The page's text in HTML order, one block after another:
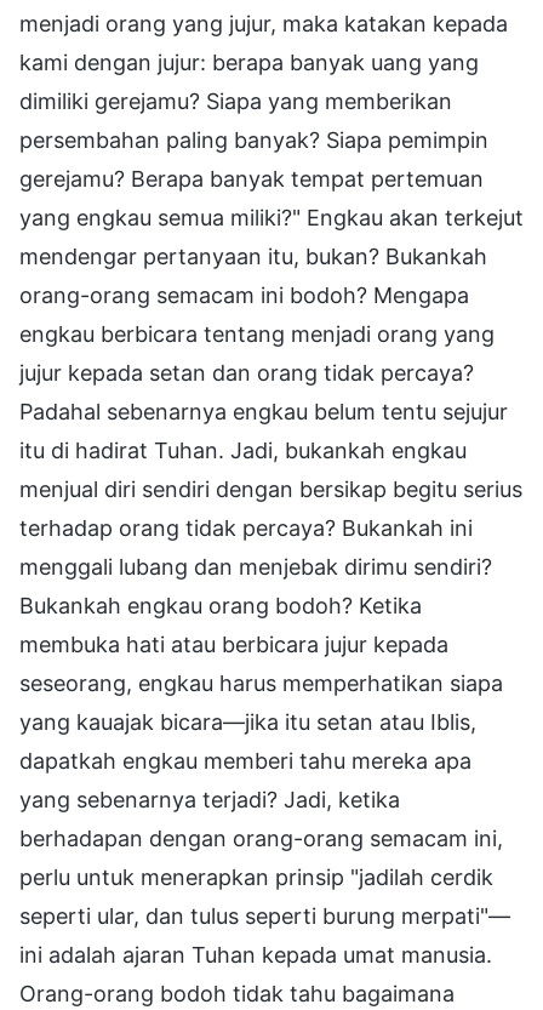
menjadi orang yang jujur, maka katakan kepada
kami dengan jujur: berapa banyak uang yang
dimiliki gerejamu? Siapa yang memberikan
persembahan paling banyak? Siapa pemimpin
gerejamu? Berapa banyak tempat pertemuan
yang engkau semua miliki?" Engkau akan terkejut
mendengar pertanyaan itu, bukan? Bukankah
orang-orang semacam ini bodoh? Mengapa
engkau berbicara tentang menjadi orang yang
jujur kepada setan dan orang tidak percaya?
Padahal sebenarnya engkau belum tentu sejujur
itu di hadirat Tuhan. Jadi, bukankah engkau
menjual diri sendiri dengan bersikap begitu serius
terhadap orang tidak percaya? Bukankah ini
menggali lubang dan menjebak dirimu sendiri?
Bukankah engkau orang bodoh? Ketika
membuka hati atau berbicara jujur kepada
seseorang, engkau harus memperhatikan siapa
yang kauajak bicara—jika itu setan atau Iblis,
dapatkah engkau memberi tahu mereka apa
yang sebenarnya terjadi? Jadi, ketika
berhadapan dengan orang-orang semacam ini,
perlu untuk menerapkan prinsip "jadilah cerdik
seperti ular, dan tulus seperti burung merpati"—
ini adalah ajaran Tuhan kepada umat manusia.
Orang-orang bodoh tidak tahu bagaimana